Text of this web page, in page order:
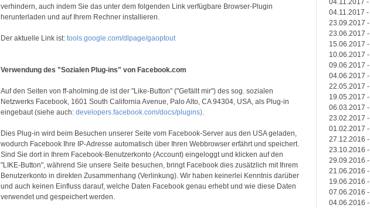
verhindern, auch indem Sie das unter dem folgenden Link verfügbare Browser-Plugin
herunterladen und auf Ihrem Rechner installieren.
Der aktuelle Link ist: tools.google.com/dlpage/gaoptout
Verwendung des "Sozialen Plug-ins" von Facebook.com
Auf den Seiten von ff-aholming.de ist der "Like-Button" ("Gefällt mir") des sog. sozialen
Netzwerks Facebook, 1601 South California Avenue, Palo Alto, CA 94304, USA, als Plug-in
eingebaut (siehe auch: developers.facebook.com/docs/plugins).
Dies Plug-in wird beim Besuchen unserer Seite vom Facebook-Server aus den USA geladen,
wodurch Facebook Ihre IP-Adresse automatisch über Ihren Webbrowser erfährt und speichert.
Sind Sie dort in Ihrem Facebook-Benutzerkonto (Account) eingeloggt und klicken auf den
"LIKE-Button", während Sie unsere Seite besuchen, bringt Facebook dies zusätzlich mit Ihrem
Benutzerkonto in direkten Zusammenhang (Verlinkung). Wir haben keinerlei Kenntnis darüber
und auch keinen Einfluss darauf, welche Daten Facebook genau erhebt und wie diese Daten
verwendet und gespeichert werden.
04.11.2017 -
23.09.2017 -
23.06.2017 -
15.06.2017 -
10.06.2017 -
09.06.2017 -
04.06.2017 -
22.05.2017 -
19.05.2017 -
06.03.2017 -
23.02.2017 -
01.02.2017 -
27.12.2016 -
23.10.2016 -
29.09.2016 -
21.06.2016 -
19.06.2016 -
07.06.2016 -
04.06.2016 -